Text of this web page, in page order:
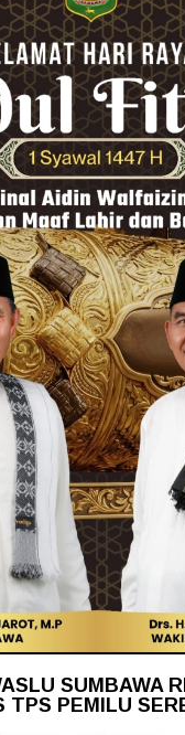
SUMBAWA
TPS PEMILU